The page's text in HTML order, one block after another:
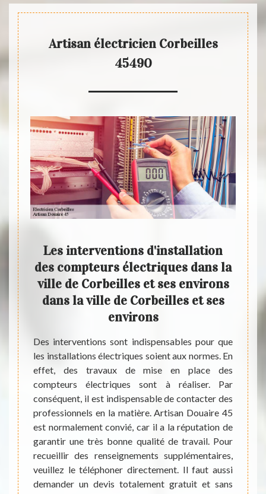
Artisan électricien Corbeilles
45490
si
de
Pour
il
la
de
peut
et
Les interventions d'installation
des compteurs électriques dans la
ville de Corbeilles et ses environs
dans la ville de Corbeilles et ses
environs
Des interventions sont indispensables pour que
les installations électriques soient aux normes. En
effet, des travaux de mise en place des
compteurs électriques sont à réaliser. Par
conséquent, il est indispensable de contacter des
professionnels en la matière. Artisan Douaire 45
est normalement convié, car il a la réputation de
garantir une très bonne qualité de travail. Pour
recueillir des renseignements supplémentaires,
veuillez le téléphoner directement. Il faut aussi
demander un devis totalement gratuit et sans
Les
sont
un
45